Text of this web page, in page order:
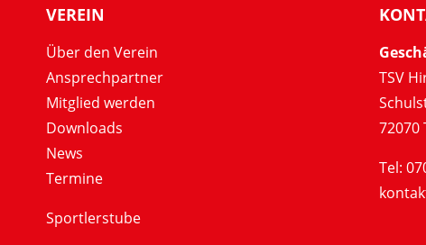
VEREIN
Über den Verein
Ansprechpartner
Mitglied werden
Downloads
News
Termine
Sportlerstube
TSV
72070
Tel: